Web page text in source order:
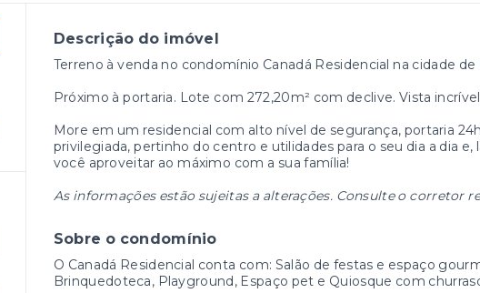
Descrição do imóvel
Terreno à venda no condomínio Canadá Residencial na cidade de
Próximo à portaria. Lote com 272,20m² com declive. Vista
More em um residencial com alto nível de segurança, portaria
privilegiada, pertinho do centro e utilidades para o seu dia a dia e,
você aproveitar ao máximo com a sua família!
As informações estão sujeitas a alterações. Consulte o corretor
Sobre o condomínio
O Canadá Residencial conta com: Salão de festas e espaço
Brinquedoteca, Playground, Espaço pet e Quiosque com